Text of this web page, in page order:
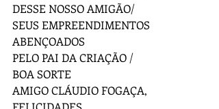
DESSE NOSSO AMIGÃO/
SEUS EMPREENDIMENTOS
ABENÇOADOS
PELO PAI DA CRIAÇÃO /
BOA SORTE
AMIGO CLÁUDIO FOGAÇA,